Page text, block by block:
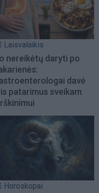
Laisvalaikis
nereikėtų daryti po
davė
patarimus sveikam
Horoskopai